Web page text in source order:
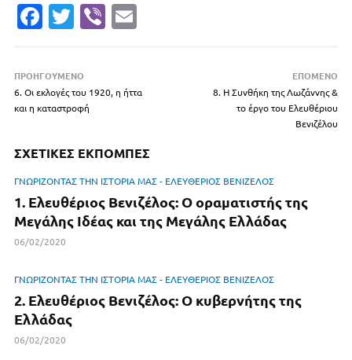
Fa
c
e
b
o
o
k
T
w
it
te
r
Vi
b m
l
ΠΡΟΗΓΟΥΜΕΝΟ
6. Οι εκλογές του 1920, η ήττα
και η καταστροφή
ΕΠΟΜΕΝΟ
8. Η Συνθήκη της Λωζάννης &
το έργο του Ελευθέριου
Βενιζέλου
ΣΧΕΤΙΚΕΣ ΕΚΠΟΜΠΕΣ
ΓΝΩΡΙΖΟΝΤΑΣ ΤΗΝ ΙΣΤΟΡΙΑ ΜΑΣ - ΕΛΕΥΘΕΡΙΟΣ ΒΕΝΙΖΕΛΟΣ
1. Ελευθέριος Βενιζέλος: Ο οραματιστής της
Μεγάλης Ιδέας και της Μεγάλης Ελλάδας
06/02/2020
ΓΝΩΡΙΖΟΝΤΑΣ ΤΗΝ ΙΣΤΟΡΙΑ ΜΑΣ - ΕΛΕΥΘΕΡΙΟΣ ΒΕΝΙΖΕΛΟΣ
2. Ελευθέριος Βενιζέλος: Ο κυβερνήτης της
Ελλάδας
06/02/2020